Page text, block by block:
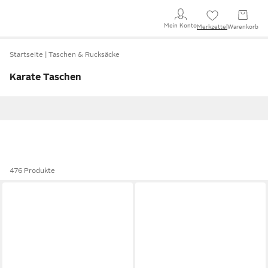
Mein KontoMerkzettel Warenkorb
Startseite Taschen & Rucksäcke
Karate Taschen
476 Produkte